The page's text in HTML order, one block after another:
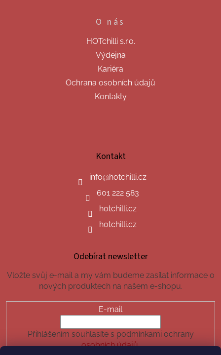
O nás
HOTchilli s.r.o.
Výdejna
Kariéra
Ochrana osobních údajů
Kontakty
Kontakt
info@hotchilli.cz
601 222 583
hotchilli.cz
hotchilli.cz
Odebírat newsletter
Vložte svůj e-mail a my vám budeme zasílat informace o
nových produktech na našem e-shopu.
E-mail
Přihlášením souhlasíte s podmínkami ochrany
osobních údajů.